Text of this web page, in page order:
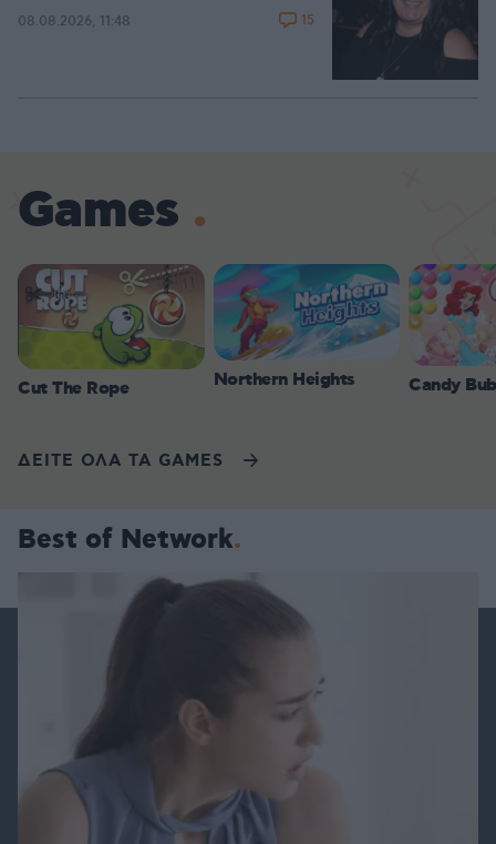
08.08.2026, 11:48 15
Games
Cut The Rope Northern Heights Candy
ΔΕΙΤΕ ΟΛΑ ΤΑ GAMES
Best of Network